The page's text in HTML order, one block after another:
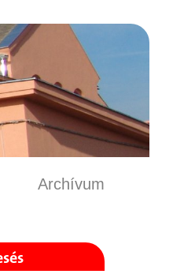
Archívum